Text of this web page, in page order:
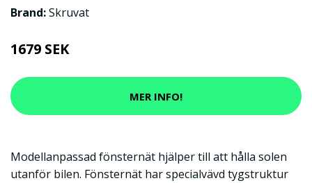
Brand:Skruvat
1679 SEK
MER INFO!
Modellanpassad fönsternät hjälper till att hålla solen
utanför bilen. Fönsternät har specialvävd tygstruktur